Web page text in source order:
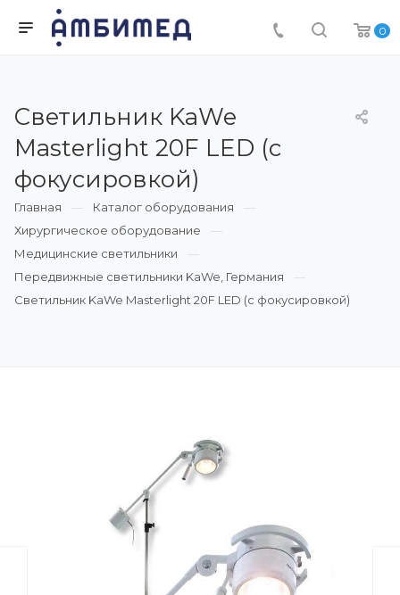
0
Светильник KaWe
Masterlight 20F LED (с
фокусировкой)
Главная
Каталог оборудования
Хирургическое оборудование
Медицинские светильники
Передвижные светильники KaWe, Германия
Светильник KaWe Masterlight 20F LED (с фокусировкой)